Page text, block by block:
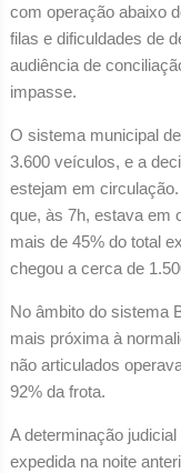
com operação abaixo
filas e dificuldades de
audiência de
impasse.
O sistema municipal
3.600 veículos, e a
estejam em
que, às 7h, estava em
mais de 45% do total
chegou a cerca de
No âmbito do sistema
mais próxima à
não articulados
92% da frota.
A determinação
expedida na noite